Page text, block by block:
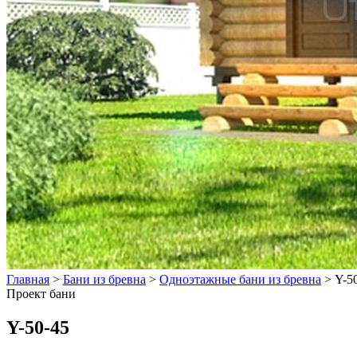
Главная > Бани из бревна > Одноэтажные бани из бревна > Y-
Проект бани
Y-50-45